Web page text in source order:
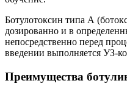
Ботулотоксин типа А
дозированно и в
непосредственно перед
введении выполняется УЗ-
Преимущества